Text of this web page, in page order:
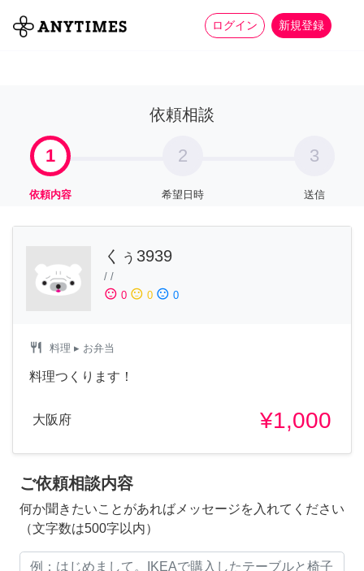
ログイン 新規登録
全て 家事 more_horiz
依頼相談
1
依頼内容
2
希望日時
3
送信
くぅ3939
/ /
sentiment_satisfied 0 sentiment_neutral 0 sentiment_dissatisfied 0
restaurant 料理 ▸ お弁当
料理つくります！
大阪府 ¥1,000
ご依頼相談内容
何か聞きたいことがあればメッセージを入れてください
（文字数は500字以内）